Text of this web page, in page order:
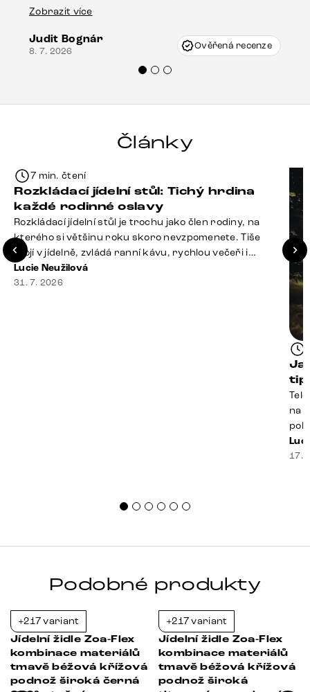
drobné poškození u nohy stolu, které mohlo
Vincze mi velmi korektně vyšli vstříc.
Doporučuji produkty Delife všem.“
Zobrazit více
Judit Bognár
8. 7. 2026 Ověřená recenze
Články
7 min. čtení
Rozkládací jídelní stůl: Tichý hrdina
každé rodinné oslavy
Rozkládací jídelní stůl je trochu jako člen rodiny, na
kterého si většinu roku skoro nevzpomenete. Tiše
stojí v jídelně, zvládá ranní kávu, rychlou večeři i
hromadu dopisů, které je potřeba „někdy vyřídit“. Pak
ale přijdou Vánoce, narozeniny nebo zpráva: „Stavíme
Lucie Neužilová
31. 7. 2026
na
17.
Podobné produkty
+217 variant
Jídelní židle Zoa-Flex
kombinace materiálů
tmavě béžová křížová
podnož široká černá
+217 variant
Jídelní židle Zoa-Flex
kombinace materiálů
tmavě béžová křížová
podnož široká